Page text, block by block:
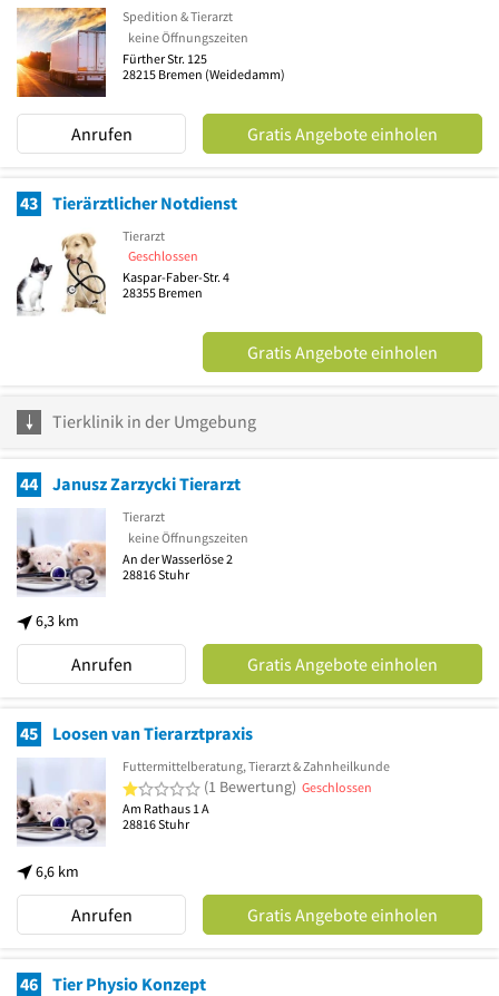
Spedition & Tierarzt
keine Öffnungszeiten
Fürther Str. 125
28215 Bremen (Weidedamm)
Anrufen Gratis Angebote einholen
43 Tierärztlicher Notdienst
Tierarzt
Geschlossen
Kaspar-Faber-Str. 4
28355 Bremen
Gratis Angebote einholen
Tierklinik in der Umgebung
44 Janusz Zarzycki Tierarzt
6,3 km
Tierarzt
keine Öffnungszeiten
An der Wasserlöse 2
28816Stuhr
Anrufen Gratis Angebote einholen
45 Loosen van Tierarztpraxis
6,6 km
Futtermittelberatung, Tierarzt & Zahnheilkunde
1 von 5 Sternen
(1 Bewertung) Geschlossen
Am Rathaus 1 A
28816Stuhr
Anrufen Gratis Angebote einholen
46 Tier Physio Konzept